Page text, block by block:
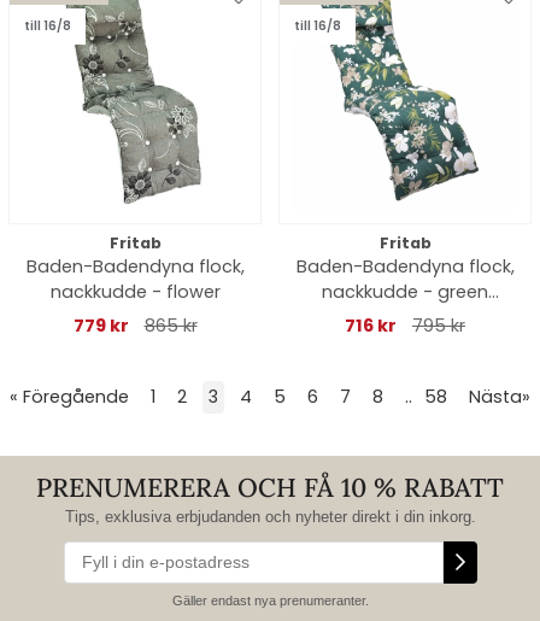
till 16/8
Fritab
Baden-Badendyna flock,
nackkudde - flower
779 kr
865 kr
till 16/8
Fritab
Baden-Badendyna flock,
nackkudde - green
botanical
716 kr 795 kr
« Föregående 1 2 3 4 5 6 7 8 .. 58 Nästa»
PRENUMERERA OCH FÅ 10 % RABATT
Tips, exklusiva erbjudanden och nyheter direkt i din inkorg.
Gäller endast nya prenumeranter.